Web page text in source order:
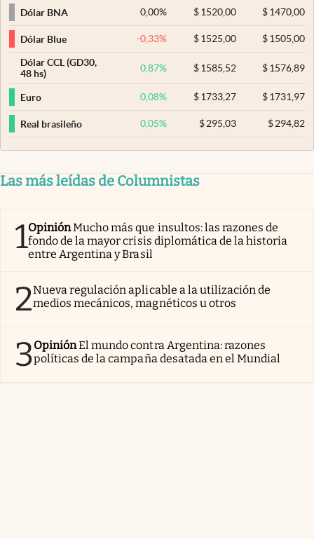
Dólar BNA
0,00% $ 1520,00 $1470,00
Dólar Blue -0,33% $ 1525,00 $1505,00
Dólar CCL (GD30,
48 hs)
0,87% $ 1585,52 $1576,89
Euro 0,08% $ 1733,27 $1731,97
Real brasileño 0,05% $295,03 $294,82
Las más leídas de Columnistas
1OpiniónMucho más que insultos: las razones de
fondo de la mayor crisis diplomática de la historia
entre Argentina y Brasil
2Nueva regulación aplicable a la utilización de
medios mecánicos, magnéticos u otros
3OpiniónEl mundo contra Argentina: razones
políticas de la campaña desatada en el Mundial